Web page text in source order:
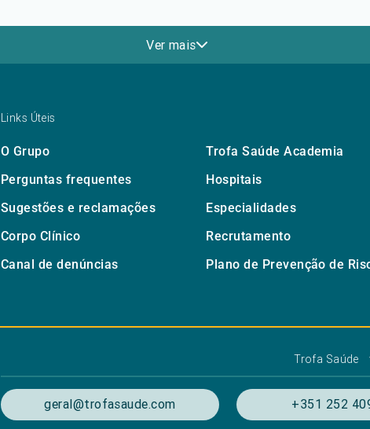
Ver mais
Links Úteis
O Grupo Trofa Saúde Academia
Perguntas frequentes
Hospitais
Sugestões e reclamações
Especialidades
Corpo Clínico
Recrutamento
Canal de denúncias
Plano de Prevenção de
Trofa Saúde
geral@trofasaude.com +351 252